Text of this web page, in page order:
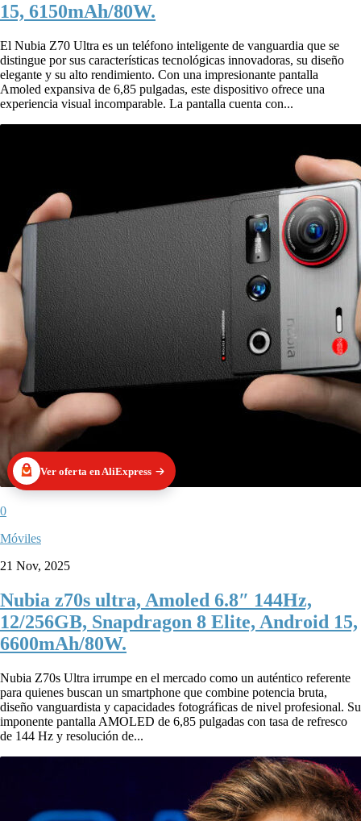
15, 6150mAh/80W.
El Nubia Z70 Ultra es un teléfono inteligente de vanguardia que se
distingue por sus características tecnológicas innovadoras, su diseño
elegante y su alto rendimiento. Con una impresionante pantalla
Amoled expansiva de 6,85 pulgadas, este dispositivo ofrece una
experiencia visual incomparable. La pantalla cuenta con...
Ver oferta en AliExpress
0
Móviles
21 Nov, 2025
Nubia z70s ultra, Amoled 6.8″ 144Hz,
12/256GB, Snapdragon 8 Elite, Android 15,
6600mAh/80W.
Nubia Z70s Ultra irrumpe en el mercado como un auténtico referente
para quienes buscan un smartphone que combine potencia bruta,
diseño vanguardista y capacidades fotográficas de nivel profesional. Su
imponente pantalla AMOLED de 6,85 pulgadas con tasa de refresco
de 144 Hz y resolución de...